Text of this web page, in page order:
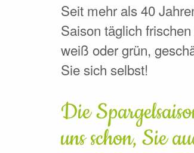
Seit mehr als 40
Saison täglich
weiß oder grün,
Sie sich selbst!
Die
uns schon, Sie